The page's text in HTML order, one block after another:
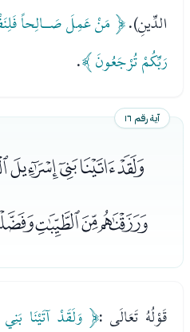
الدِّينِ).﴿ مَنْ عَمِلَ صَـالِحاً
رَبِّكُمْ تُرْجَعُونَ ﴾.
آية رقم ١٦
قَوْلُهُ تَعَالَى :﴿ وَلَقَدْ آتَيْنَا